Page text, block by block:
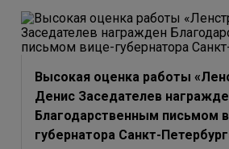
Высокая оценка работы
Денис Заседателев
Благодарственным письмом
губернатора Санкт-